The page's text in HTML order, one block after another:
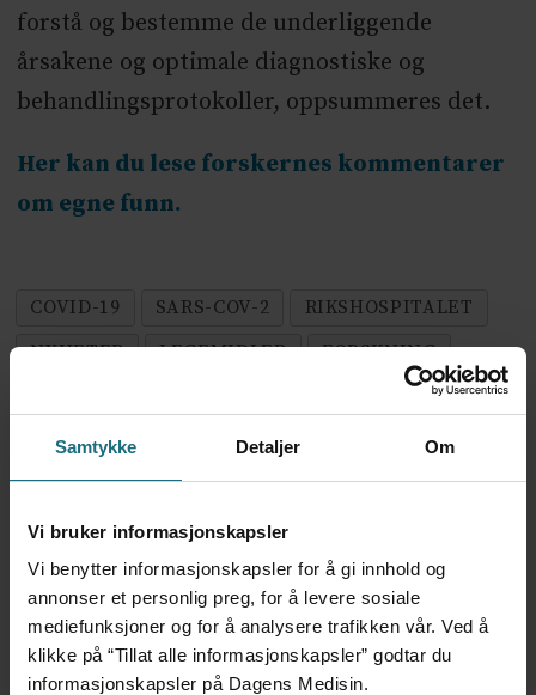
Samtykke Detaljer Om
Vi bruker informasjonskapsler
Vi benytter informasjonskapsler for å gi innhold og
annonser et personlig preg, for å levere sosiale
mediefunksjoner og for å analysere trafikken vår. Ved å
klikke på “Tillat alle informasjonskapsler” godtar du
informasjonskapsler på Dagens Medisin.
forstå og bestemme de underliggende
årsakene og optimale diagnostiske og
behandlingsprotokoller, oppsummeres det.
Her kan du lese forskernes kommentarer
om egne funn.
COVID-19 SARS-COV-2
RIKSHOSPITALET
NYHETER
LEGEMIDLER
FORSKNING
Mest lest siste syv dager:
Vi trenger en grunnlov for
psykisk helsehjelp
6 dager siden